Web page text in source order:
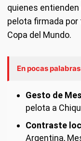
quienes
pelota firmada por
Copa del Mundo.
En pocas palabras
Gesto de
pelota a
Contraste
Argentina,